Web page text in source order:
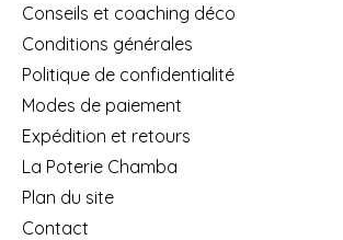
Conseils et coaching déco
Conditions générales
Politique de confidentialité
Modes de paiement
Expédition et retours
La Poterie Chamba
Plan du site
Contact